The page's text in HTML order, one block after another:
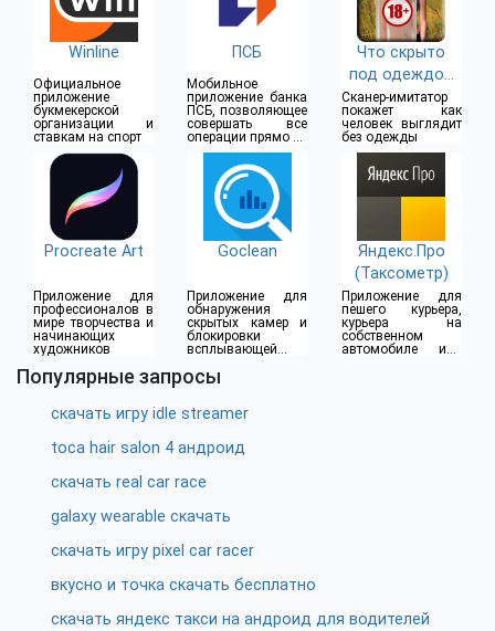
Winline
Официальное
приложение
букмекерской
организации и
ставкам на спорт
ПСБ
Мобильное
приложение банка
ПСБ, позволяющее
совершать все
операции прямо из
дома
Что скрыто
под одеждой
(18+)
Сканер-имитатор
покажет как
человек выглядит
без одежды
Procreate Art
Приложение для
профессионалов в
мире творчества и
начинающих
художников
Goclean
Приложение для
обнаружения
скрытых камер и
блокировки
всплывающей
Яндекс.Про
(Таксометр)
Приложение для
пешего курьера,
курьера на
собственном
автомобиле или
Популярные запросы
скачать игру idle streamer
toca hair salon 4 андроид
скачать real car race
galaxy wearable скачать
скачать игру pixel car racer
вкусно и точка скачать бесплатно
скачать яндекс такси на андроид для водителей